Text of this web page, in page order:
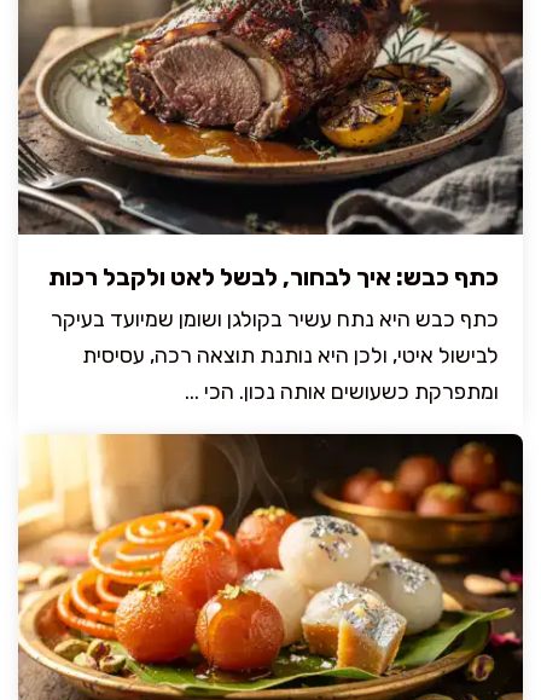
כתף כבש: איך לבחור, לבשל לאט ולקבל רכות
כתף כבש היא נתח עשיר בקולגן ושומן שמיועד בעיקר
לבישול איטי, ולכן היא נותנת תוצאה רכה, עסיסית
ומתפרקת כשעושים אותה נכון. הכי ...